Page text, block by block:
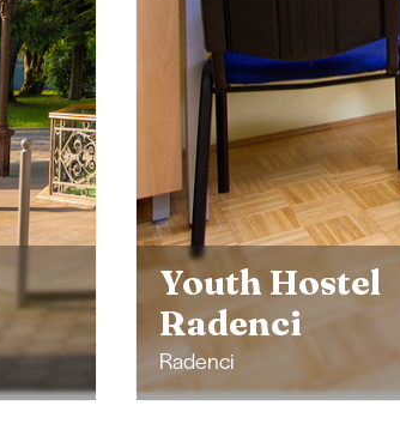
Vila Šmarnica
Prosečka vas